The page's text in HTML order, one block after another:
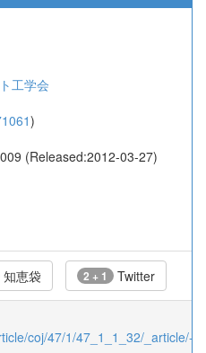
工学会
)
(Released:2012-03-27)
知恵袋 2 + 1 Twitter
coj/47/1/47_1_1_32/_article/-